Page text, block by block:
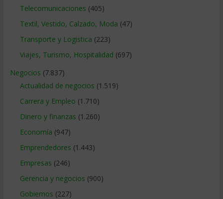
Telecomunicaciones (405)
Textil, Vestido, Calzado, Moda (47)
Transporte y Logistica (223)
Viajes, Turismo, Hospitalidad (697)
Negocios (7.837)
Actualidad de negocios (1.519)
Carrera y Empleo (1.710)
Dinero y finanzas (1.260)
Economía (947)
Emprendedores (1.443)
Empresas (246)
Gerencia y negocios (900)
Gobiernos (227)